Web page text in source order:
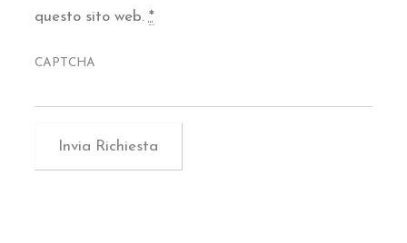
questo sito web. *
CAPTCHA